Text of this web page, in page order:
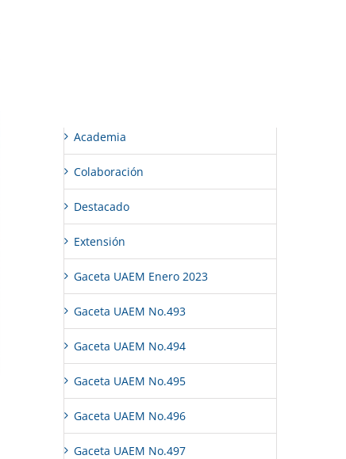
Academia
Colaboración
Destacado
Extensión
Gaceta UAEM Enero 2023
Gaceta UAEM No.493
Gaceta UAEM No.494
Gaceta UAEM No.495
Gaceta UAEM No.496
Gaceta UAEM No.497